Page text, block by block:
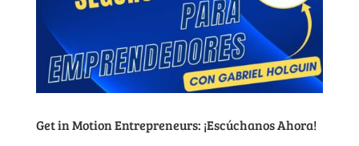
Get in Motion Entrepreneurs: ¡Escúchanos Ahora!